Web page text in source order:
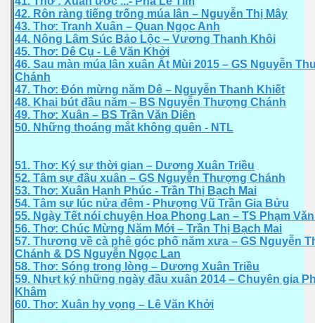
42. Rôn ràng tiếng trống múa lân – Nguyễn Thị Mây
43. Thơ: Tranh Xuân – Quan Ngọc Anh
44. Nông Lâm Súc Bảo Lộc – Vương Thanh Khôi
45. Thơ: Dê Cụ - Lê Văn Khởi
46. Sau màn múa lân xuân Ất Mùi 2015 – GS Nguyễn
Chánh
47. Thơ: Đón mừng năm Dê – Nguyễn Thanh Khiết
48. Khai bút đầu năm – BS Nguyễn Thượng Chánh
49. Thơ: Xuân – BS Trần Văn Diên
50. Những thoáng mắt không quên - NTL
51. Thơ: Ký sự thời gian – Dương Xuân Triều
52. Tâm sự đầu xuân – GS Nguyễn Thượng Chánh
53. Thơ: Xuân Hạnh Phúc - Trần Thị Bạch Mai
54. Tâm sự lúc nửa đêm - Phượng Vũ Trần Gia Bửu
55. Ngày Tết nói chuyện Hoa Phong Lan – TS Phạm
56. Thơ: Chúc Mừng Năm Mới – Trần Thị Bạch Mai
57. Thương về cà phê góc phố năm xưa – GS Nguyễn
Chánh & DS Nguyễn Ngọc Lan
58. Thơ: Sóng trong lòng – Dương Xuân Triều
59. Nhựt ký những ngày đầu xuân 2014 – Chuyên gia
Khâm
60. Thơ: Xuân hy vọng – Lê Văn Khởi
già
xưa